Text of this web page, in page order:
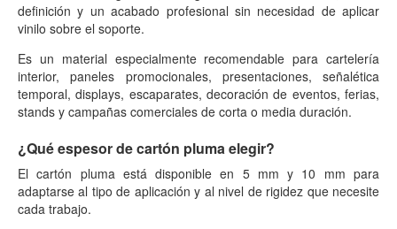
definición y un acabado profesional sin necesidad de aplicar
vinilo sobre el soporte.
Es un material especialmente recomendable para cartelería
interior, paneles promocionales, presentaciones, señalética
temporal, displays, escaparates, decoración de eventos, ferias,
stands y campañas comerciales de corta o media duración.
¿Qué espesor de cartón pluma elegir?
El cartón pluma está disponible en 5 mm y 10 mm para
adaptarse al tipo de aplicación y al nivel de rigidez que necesite
cada trabajo.